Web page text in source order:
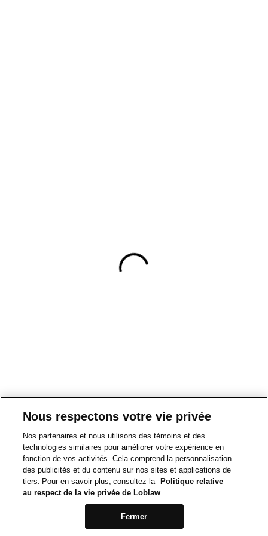
Nous respectons votre vie privée
Nos partenaires et nous utilisons des témoins et des
technologies similaires pour améliorer votre expérience en
fonction de vos activités. Cela comprend la personnalisation
des publicités et du contenu sur nos sites et applications de
tiers. Pour en savoir plus, consultez la
Politique relative
au respect de la vie privée de Loblaw
Fermer